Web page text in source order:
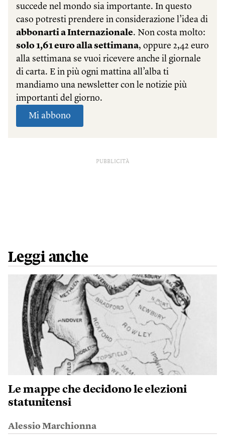
PUBBLICITÀ
Leggi anche
Le mappe che decidono le elezioni
statunitensi
Alessio Marchionna